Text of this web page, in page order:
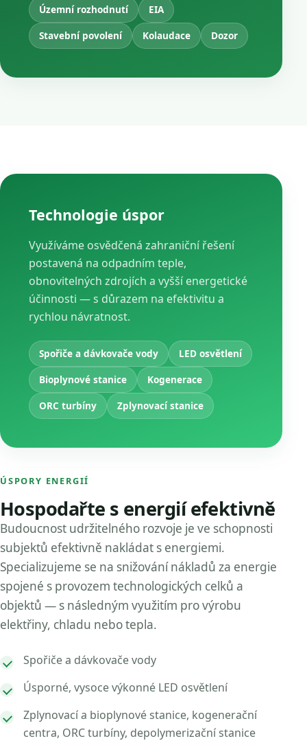
Územní rozhodnutí
EIA
Stavební povolení
Kolaudace Dozor
Technologie úspor
Využíváme osvědčená zahraniční řešení
postavená na odpadním teple,
obnovitelných zdrojích a vyšší energetické
účinnosti — s důrazem na efektivitu a
rychlou návratnost.
Spořiče a dávkovače vody
LED osvětlení
Bioplynové stanice
Kogenerace
ORC turbíny
Zplynovací stanice
ÚSPORY ENERGIÍ
Hospodařte s energií efektivně
Budoucnost udržitelného rozvoje je ve schopnosti
subjektů efektivně nakládat s energiemi.
Specializujeme se na snižování nákladů za energie
spojené s provozem technologických celků a
objektů — s následným využitím pro výrobu
elektřiny, chladu nebo tepla.
Spořiče a dávkovače vody
Úsporné, vysoce výkonné LED osvětlení
Zplynovací a bioplynové stanice, kogenerační
centra, ORC turbíny, depolymerizační stanice